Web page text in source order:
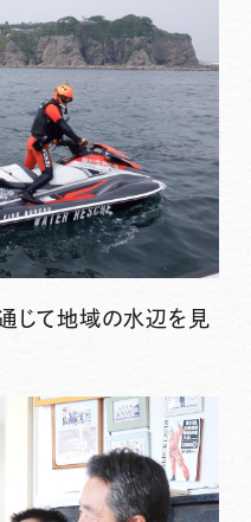
じて地域の水辺を見